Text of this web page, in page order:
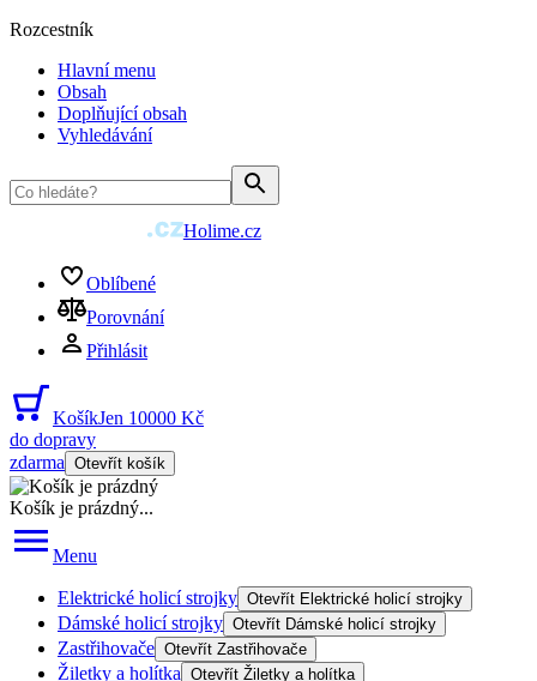
Rozcestník
Hlavní menu
Obsah
Doplňující obsah
Vyhledávání
Holime.cz
Oblíbené
Porovnání
Přihlásit
KošíkJen 10000 Kč
do dopravy
zdarma Otevřít košík
Košík je prázdný...
Menu
Elektrické holicí strojky Otevřít Elektrické holicí strojky
Dámské holicí strojky Otevřít Dámské holicí strojky
Zastřihovače Otevřít Zastřihovače
Žiletky a holítka Otevřít Žiletky a holítka